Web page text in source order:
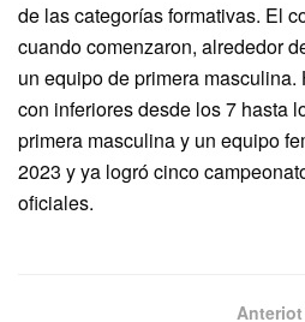
de las categorías formativas. El
cuando comenzaron, alrededor
un equipo de primera masculina.
con inferiores desde los 7 hasta
primera masculina y un equipo
2023 y ya logró cinco
oficiales.
Anteriot